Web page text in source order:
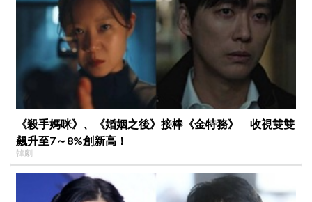
《殺手媽咪》、《婚姻之後》接棒《金特務》 收視雙雙
飆升至7～8%創新高！
韓劇